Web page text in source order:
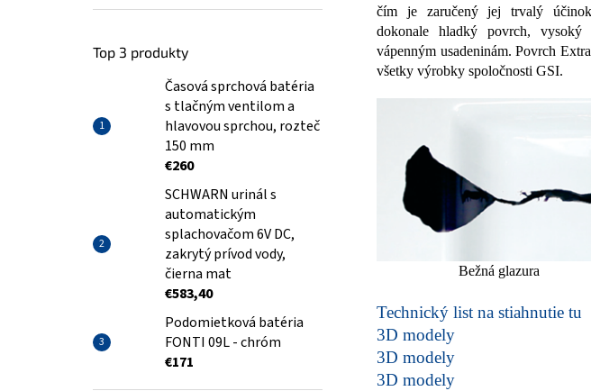
Top 3 produkty
Časová sprchová batéria
s tlačným ventilom a
hlavovou sprchou, rozteč
150 mm
€260
SCHWARN urinál s
automatickým
splachovačom 6V DC,
zakrytý prívod vody,
čierna mat
€583,40
Podomietková batéria
FONTI 09L - chróm
€171
čím je zaručený jej trvalý
dokonale hladký povrch,
vápenným usadeninám. Povrch
všetky výrobky spoločnosti GSI.
Bežná glazura
Technický list na stiahnutie tu
3D modely
3D modely
3D modely